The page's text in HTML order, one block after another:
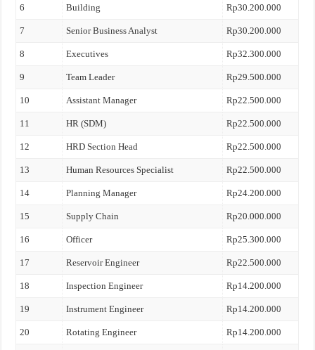
6 Building Rp30.200.000
7 Senior Business Analyst Rp30.200.000
8 Executives Rp32.300.000
9 Team Leader Rp29.500.000
10 Assistant Manager Rp22.500.000
11 HR (SDM) Rp22.500.000
12 HRD Section Head Rp22.500.000
13 Human Resources Specialist Rp22.500.000
14 Planning Manager Rp24.200.000
15 Supply Chain Rp20.000.000
16 Officer Rp25.300.000
17 Reservoir Engineer Rp22.500.000
18 Inspection Engineer Rp14.200.000
19 Instrument Engineer Rp14.200.000
20 Rotating Engineer Rp14.200.000